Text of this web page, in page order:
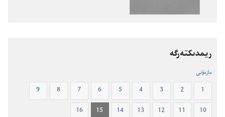
ريمدىكتە‌رگە
مازمۇنى
1
2
3
4
5
6
7
8
9
10
11
12
13
14
15
16